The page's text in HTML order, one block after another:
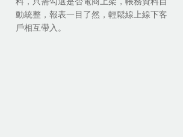
動統整，報表一目了然，輕鬆線上線下客
戶相互帶入。